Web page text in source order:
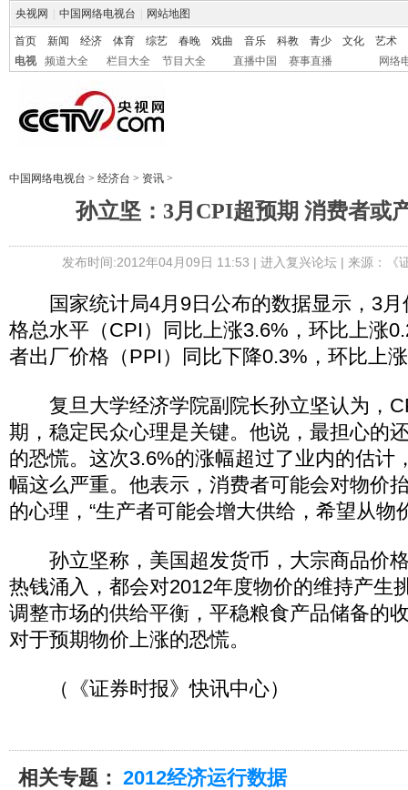
央视网 中国网络电视台 网站地图
首页 新闻 经济 体育 综艺 春晚 戏曲 音乐 科教 青少 文化
艺术
电视
频道大全 栏目大全 节目大全 直播中国 赛事直播 网络
中国网络电视台 > 经济台 > 资讯 >
孙立坚：3月CPI超预期 消费者或
发布时间:2012年04月09日 11:53 | 进入复兴论坛| 来源：《
国家统计局4月9日公布的数据显示，3月
格总水平（CPI）同比上涨3.6%，环比上涨
者出厂价格（PPI）同比下降0.3%，环比上
复旦大学经济学院副院长孙立坚认为，
期，稳定民众心理是关键。他说，最担心的
的恐慌。这次3.6%的涨幅超过了业内的估计
幅这么严重。他表示，消费者可能会对物价
的心理，“生产者可能会增大供给，希望从物
孙立坚称，美国超发货币，大宗商品价
热钱涌入，都会对2012年度物价的维持产生
调整市场的供给平衡，平稳粮食产品储备的
对于预期物价上涨的恐慌。
（《证券时报》快讯中心）
相关专题： 2012经济运行数据